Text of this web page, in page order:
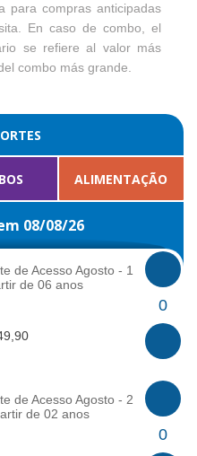
para compras anticipadas
En caso de combo, el
se refiere al valor más
combo más grande.
ALIMENTAÇÃO
08/08/26
de Acesso Agosto - 1
de 06 anos
0
de Acesso Agosto - 2
de 02 anos
0